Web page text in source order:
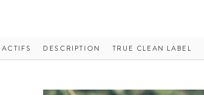
DESCRIPTION TRUE CLEAN LABEL